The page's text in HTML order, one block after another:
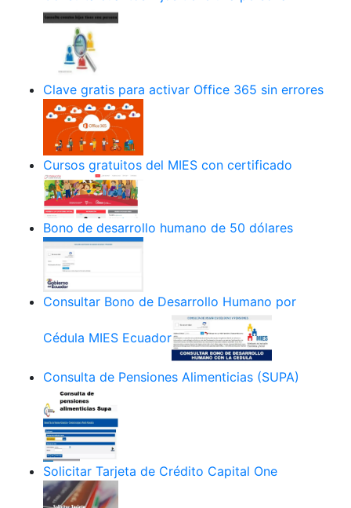
Clave gratis para activar Office 365 sin errores
Cursos gratuitos del MIES con certificado
Bono de desarrollo humano de 50 dólares
Consultar Bono de Desarrollo Humano por
Cédula MIES Ecuador
Consulta de Pensiones Alimenticias (SUPA)
Solicitar Tarjeta de Crédito Capital One